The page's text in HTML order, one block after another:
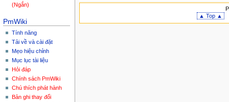
(Ngắn)
PmWiki
Tính năng
Tải về và cài đặt
Mẹo hiệu chỉnh
Mục lục tài liệu
Hỏi đáp
Chính sách PmWiki
Chú thích phát hành
Bản ghi thay đổi
▲ Top ▲